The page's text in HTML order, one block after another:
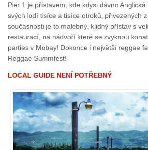
Pier 1 je přístavem, kde kdysi dávno Anglická
svých lodí tisíce a tisíce otroků, přivezených z
současnosti je to malebný, klidný přístav s
restaurací, na nádvoří které se zvyknou
parties v Mobay! Dokonce i největší reggae
Reggae Summfest!
LOCAL GUIDE NENÍ POTŘEBNÝ